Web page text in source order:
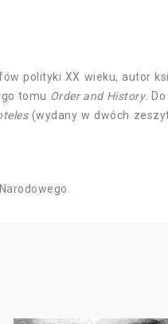
polityki XX wieku, autor
tomu Order and History.
(wydany w dwóch